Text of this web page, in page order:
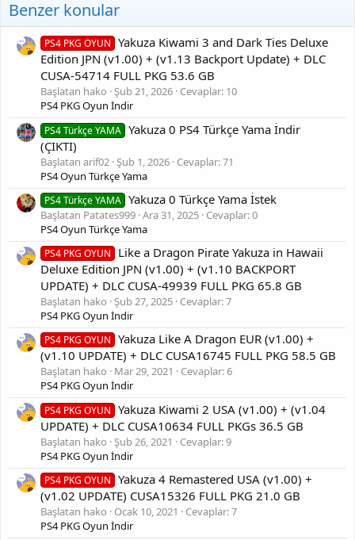
Oyunu dahili hafiza icerisinde data/homebrew klasoru
icerisine yada dahili M2 icerisine homebrew icine atiniz yada
USB SSD ana dizinine homebrew icine atiniz. Shadow Mount
bu 3 yere bakarak oyunu ana menuye yukleyecektir.
[Gizli içerik]
[Gizli içerik] [Gizli içerik]
Benzer konular
PS4 PKG OYUN
Yakuza Kiwami 3 and Dark Ties Deluxe
Edition JPN (v1.00) + (v1.13 Backport Update) + DLC
CUSA-54714 FULL PKG 53.6 GB
Başlatan hako Şub 21, 2026 Cevaplar: 10
PS4 PKG Oyun İndir
PS4 Türkçe YAMA Yakuza 0 PS4 Türkçe Yama İndir
(ÇIKTI)
Başlatan arif02 Şub 1, 2026 Cevaplar: 71
PS4 Oyun Türkçe Yama
PS4 Türkçe YAMA Yakuza 0 Türkçe Yama İstek
Başlatan Patates999 Ara 31, 2025 Cevaplar: 0
PS4 Oyun Türkçe Yama
PS4 PKG OYUN
Like a Dragon Pirate Yakuza in Hawaii
Deluxe Edition JPN (v1.00) + (v1.10 BACKPORT
UPDATE) + DLC CUSA-49939 FULL PKG 65.8 GB
Başlatan hako Şub 27, 2025 Cevaplar: 7
PS4 PKG Oyun İndir
PS4 PKG OYUN
Yakuza Like A Dragon EUR (v1.00) +
(v1.10 UPDATE) + DLC CUSA16745 FULL PKG 58.5 GB
Başlatan hako Mar 29, 2021
Cevaplar: 6
PS4 PKG Oyun İndir
PS4 PKG OYUN
Yakuza Kiwami 2 USA (v1.00) + (v1.04
UPDATE) + DLC CUSA10634 FULL PKGs 36.5 GB
Başlatan hako Şub 26, 2021
Cevaplar: 9
PS4 PKG Oyun İndir
PS4 PKG OYUN
Yakuza 4 Remastered USA (v1.00) +
(v1.02 UPDATE) CUSA15326 FULL PKG 21.0 GB
Başlatan hako Ocak 10, 2021
Cevaplar: 7
PS4 PKG Oyun İndir